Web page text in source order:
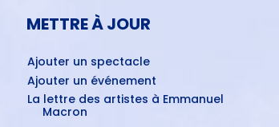
METTRE À JOUR
Ajouter un spectacle
Ajouter un événement
La lettre des artistes à Emmanuel
Macron